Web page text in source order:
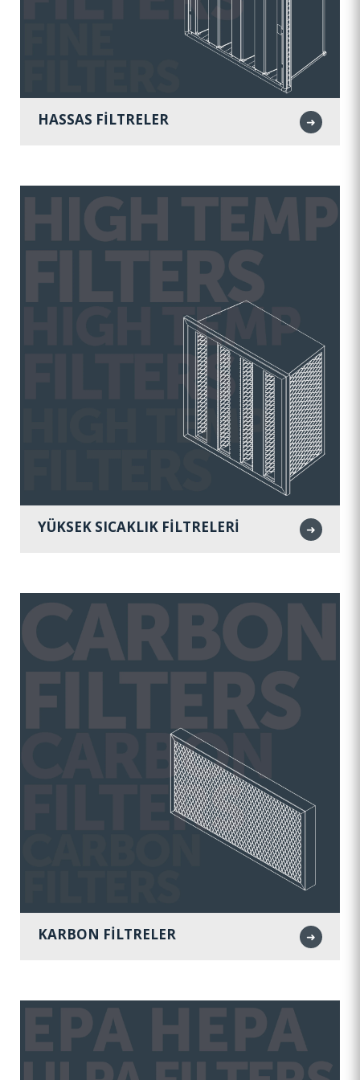
HASSAS FİLTRELER ➜
YÜKSEK SICAKLIK FİLTRELERİ ➜
KARBON FİLTRELER ➜